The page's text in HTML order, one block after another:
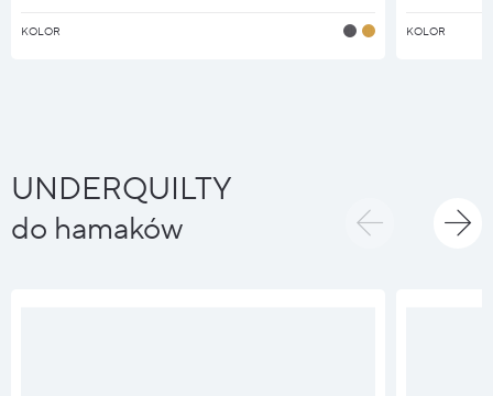
KOLOR KOLOR
UNDERQUILTY
do hamaków